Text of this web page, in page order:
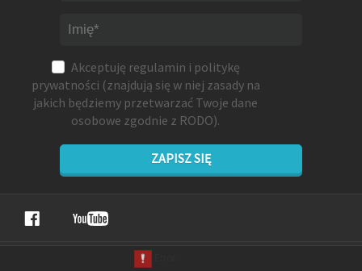
Akceptuję regulamin i politykę
prywatności (znajdują się w niej zasady na
jakich będziemy przetwarzać Twoje dane
osobowe zgodnie z RODO).
ZAPISZ SIĘ